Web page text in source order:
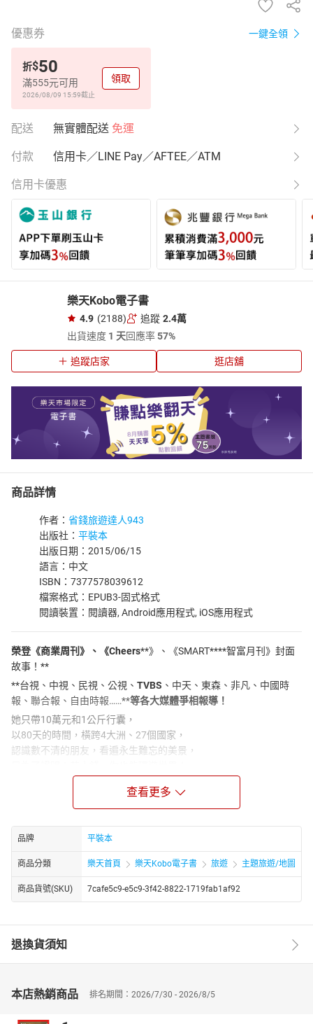
優惠券 一鍵全領
折$50
滿555元可用
2026/08/09 15:59截止
領取
配送 無實體配送 免運
付款 信用卡／LINE Pay／AFTEE／ATM
信用卡優惠
樂天Kobo電子書
4.9 (2188) 追蹤 2.4萬
出貨速度 1 天回應率57%
追蹤店家 逛店舖
商品詳情
作者： 省錢旅遊達人943
出版社： 平裝本
出版日期：2015/06/15
語言：中文
ISBN：7377578039612
檔案格式：EPUB3-固式格式
閱讀裝置：閱讀器, Android應用程式, iOS應用程式
榮登《商業周刊》、《Cheers**》、《SMART****智富月刊》封面
故事！**
**台視、中視、民視、公視、 TVBS 、中天、東森、非凡、中國時
報、聯合報、自由時報……**等各大媒體爭相報導！
她只帶10萬元和1公斤行囊，
以80天的時間，橫跨4大洲、27個國家，
認識數不清的朋友，看遍永生難忘的美景，
誰說出國非得花大錢？省錢旅行就是吃苦？No.1省錢旅遊達人943
以自己的親身經驗告訴你，環遊世界不是遙不可及的夢想，花小錢
每個國家不為人知的省錢絕招，943全部一次傾囊相授！現在環遊世
界只需要10萬元，等40年後老了、走不動了，可能得花上100萬！
環遊世界，現在不出發，就來不及了！
●0元機票飛歐洲，1元巴士到華府，20元台幣橫跨美、墨兩國！
●環繞地球一圈，機票只花了6萬台幣，還被免費升等商務艙！
●煮台灣料理交朋友，沿途免錢吃飽飽，找尋當地人才知道、俗又大
碗的美食！
全新版特別增加收錄：
查看更多
品牌 平裝本
商品分類 樂天首頁 樂天Kobo電子書 旅遊 主題旅遊/地圖
商品貨號(SKU) 7cafe5c9-e5c9-3f42-8822-1719fab1af92
退換貨須知
本店熱銷商品 排名期間：2026/7/30 - 2026/8/5